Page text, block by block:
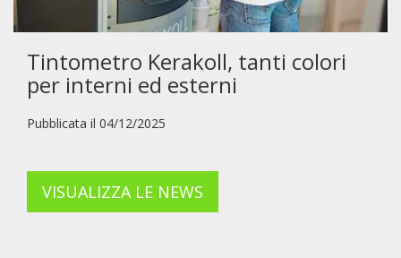
Tintometro Kerakoll, tanti colori
per interni ed esterni
Pubblicata il 04/12/2025
VISUALIZZA LE NEWS